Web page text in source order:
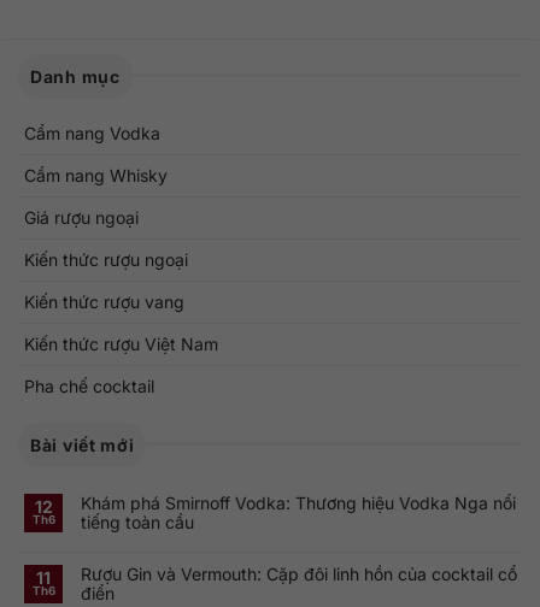
Danh mục
Cẩm nang Vodka
Cẩm nang Whisky
Giá rượu ngoại
Kiến thức rượu ngoại
Kiến thức rượu vang
Kiến thức rượu Việt Nam
Pha chế cocktail
Bài viết mới
12
Th6
Khám phá Smirnoff Vodka: Thương hiệu Vodka Nga nổi
tiếng toàn cầu
bình
luận
ở
11
Th6
Rượu Gin và Vermouth: Cặp đôi linh hồn của cocktail cổ
điển